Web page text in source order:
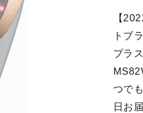
【
トブ
プラ
つで
日お